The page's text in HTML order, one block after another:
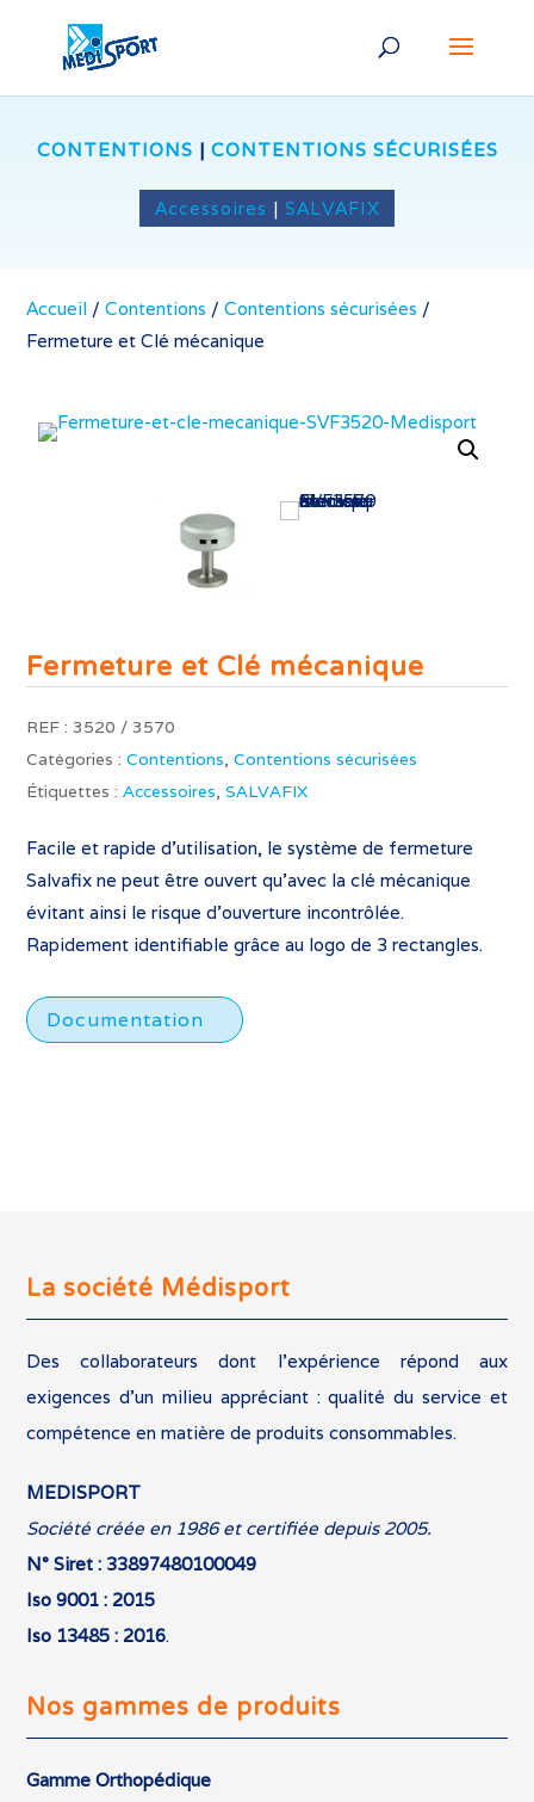
CONTENTIONS | CONTENTIONS SÉCURISÉES
Accessoires | SALVAFIX
Accueil /Contentions /Contentions sécurisées /
Fermeture et Clé mécanique
Fermeture et Clé mécanique
REF : 3520 / 3570
Catégories : Contentions,Contentions sécurisées
Étiquettes : Accessoires,SALVAFIX
Facile et rapide d’utilisation, le système de fermeture
Salvafix ne peut être ouvert qu’avec la clé mécanique
évitant ainsi le risque d’ouverture incontrôlée.
Rapidement identifiable grâce au logo de 3 rectangles.
Documentation
La société Médisport
Des collaborateurs dont l’expérience répond aux
exigences d’un milieu appréciant : qualité du service et
compétence en matière de produits consommables.
MEDISPORT
Société créée en 1986 et certifiée depuis 2005.
N° Siret : 33897480100049
Iso 9001 : 2015
Iso 13485 : 2016.
Nos gammes de produits
Gamme Orthopédique